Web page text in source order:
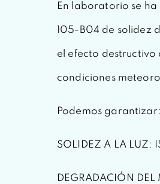
En laboratorio se
105-B04 de solidez
el efecto destructivo
condiciones
Podemos garantizar:
SOLIDEZ A LA LUZ:
DEGRADACIÓN